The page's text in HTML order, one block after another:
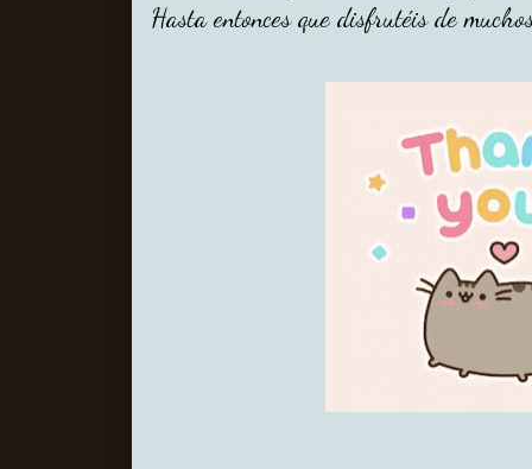
Hasta entonces que disfrutéis de